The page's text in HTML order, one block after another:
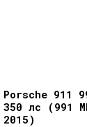
Porsche 911
350 лс (991
2015)